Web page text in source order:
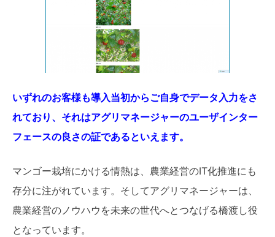
いずれのお客様も導入当初からご自身でデータ入力をさ
れており、それはアグリマネージャーのユーザインター
フェースの良さの証であるといえます。
マンゴー栽培にかける情熱は、農業経営のIT化推進にも
存分に注がれています。そしてアグリマネージャーは、
農業経営のノウハウを未来の世代へとつなげる橋渡し役
となっています。